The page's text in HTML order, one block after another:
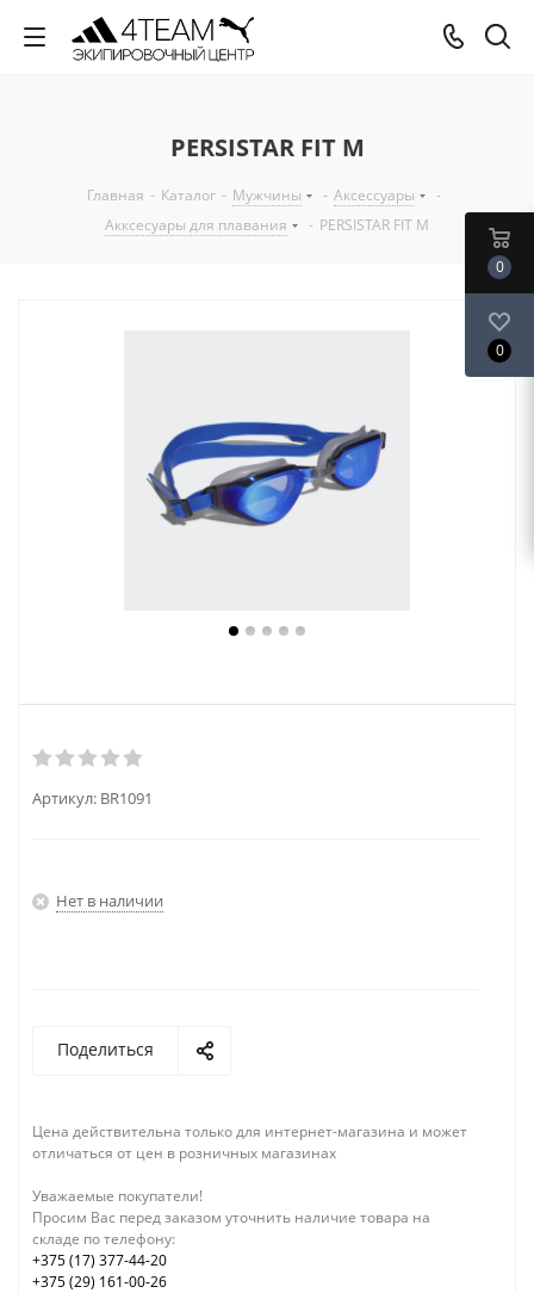
PERSISTAR FIT M
Главная - Каталог - Мужчины - Аксессуары
-
Акксесуары для плавания
- PERSISTAR FIT M
Артикул: BR1091
Нет в наличии
Поделиться
Цена действительна только для интернет-магазина и может
отличаться от цен в розничных магазинах
Уважаемые покупатели!
Просим Вас перед заказом уточнить наличие товара на
складе по телефону:
+375 (17) 377-44-20
+375 (29) 161-00-26
0
0